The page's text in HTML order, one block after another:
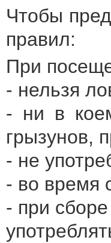
Чтобы
правил:
При
- нельзя
- ни в
грызунов,
- не
- во время
- при